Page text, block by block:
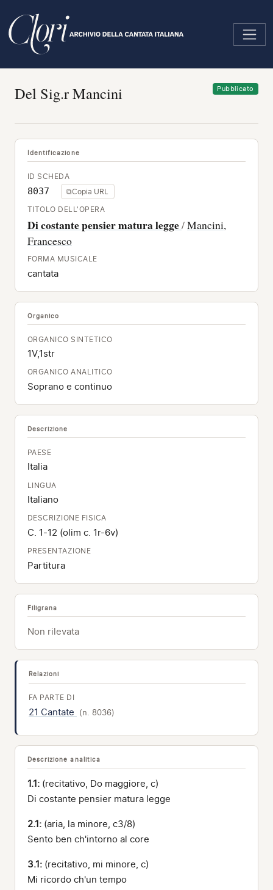
contenuto
principale
Del Sig.r Mancini Pubblicato
Identificazione
ID SCHEDA
8037 ⧉Copia URL
TITOLO DELL'OPERA
Di costante pensier matura legge/Mancini,
Francesco
FORMA MUSICALE
cantata
Organico
ORGANICO SINTETICO
1V,1str
ORGANICO ANALITICO
Soprano e continuo
Descrizione
PAESE
Italia
LINGUA
Italiano
DESCRIZIONE FISICA
C. 1-12 (olim c. 1r-6v)
PRESENTAZIONE
Partitura
Filigrana
Non rilevata
Relazioni
FA PARTE DI
21 Cantate (n. 8036)
Descrizione analitica
1.1: (recitativo, Do maggiore, c)
Di costante pensier matura legge
2.1: (aria, la minore, c3/8)
Sento ben ch'intorno al core
3.1: (recitativo, mi minore, c)
Mi ricordo ch'un tempo